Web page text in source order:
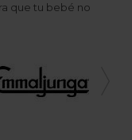
que tu bebé no